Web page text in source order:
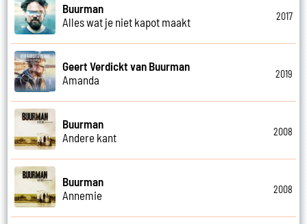
Buurman
Alles wat je niet kapot maakt
2017
Geert Verdickt van Buurman
Amanda
2019
Buurman
Andere kant
2008
Buurman
Annemie
2008